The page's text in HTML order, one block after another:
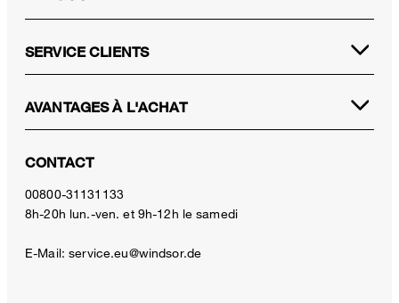
SERVICE CLIENTS
AVANTAGES À L'ACHAT
CONTACT
00800-31131133
8h-20h lun.-ven. et 9h-12h le samedi
E-Mail:service.eu@windsor.de